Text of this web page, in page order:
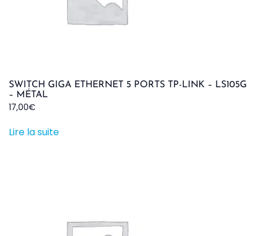
SWITCH GIGA ETHERNET 5 PORTS TP-LINK – LS105G
– MÉTAL
17,00€
Lire la suite